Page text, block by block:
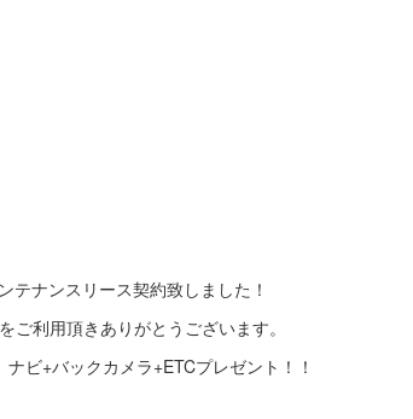
テナンスリース契約致しました！
利用頂きありがとうございます。
ビ+バックカメラ+ETCプレゼント！！